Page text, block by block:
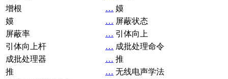
增根
… 嫫
嫫
… 屏蔽状态
屏蔽率
… 引体向上
引体向上杆
… 成批处理命令
成批处理器
… 推
推
… 无线电声学法